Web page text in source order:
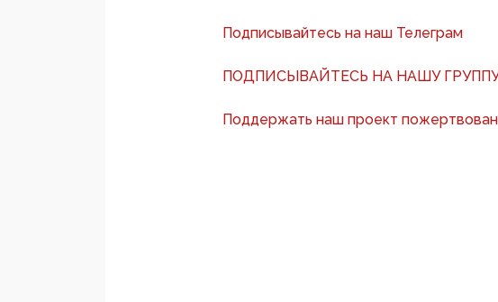
Подписывайтесь на наш Телеграм
ПОДПИСЫВАЙТЕСЬ НА НАШУ
Поддержать наш проект